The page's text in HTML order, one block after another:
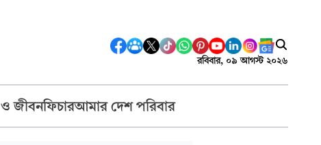
রবিবার, ০৯ আগস্ট ২০২৬
জীবনফিচারআমার দেশ পরিবার